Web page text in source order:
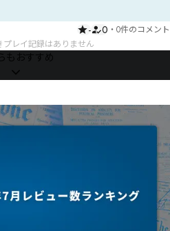
- 0 ・ 0件のコメント
プレイ記録はありません
もおすすめ